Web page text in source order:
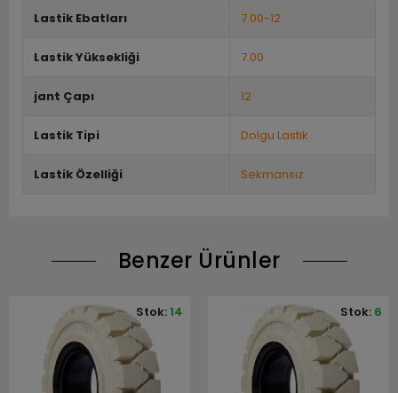
Lastik Ebatları 7.00-12
Lastik Yüksekliği 7.00
jant Çapı 12
Lastik Tipi Dolgu Lastik
Lastik Özelliği Sekmansız
Benzer Ürünler
Stok:14 Stok: 6